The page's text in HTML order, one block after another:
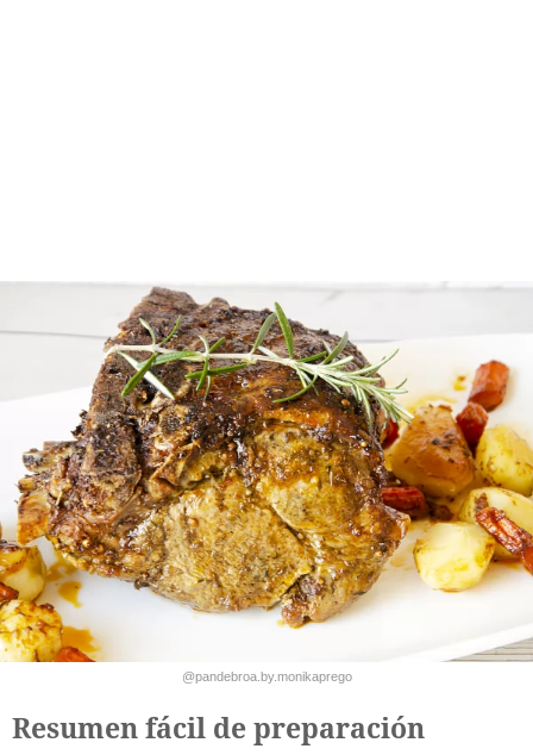
@pandebroa.by.monikaprego
Resumen fácil de preparación